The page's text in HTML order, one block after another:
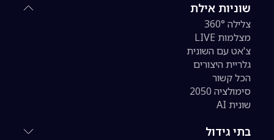
שוניות אילת
צלילה 360°
מצלמות LIVE
צ'אט עם השונית
גלריית היצורים
הכל קשור
סימולציה 2050
שונית AI
בתי גידול